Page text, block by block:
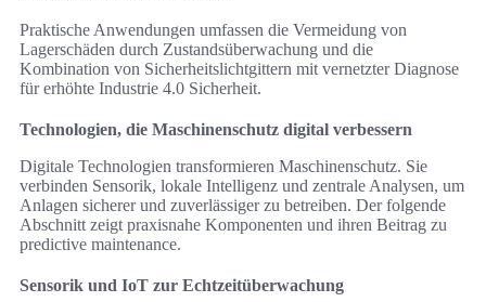
Praktische Anwendungen umfassen die Vermeidung von
Lagerschäden durch Zustandsüberwachung und die
Kombination von Sicherheitslichtgittern mit vernetzter Diagnose
für erhöhte Industrie 4.0 Sicherheit.
Technologien, die Maschinenschutz digital verbessern
Digitale Technologien transformieren Maschinenschutz. Sie
verbinden Sensorik, lokale Intelligenz und zentrale Analysen, um
Anlagen sicherer und zuverlässiger zu betreiben. Der folgende
Abschnitt zeigt praxisnahe Komponenten und ihren Beitrag zu
predictive maintenance.
Sensorik und IoT zur Echtzeitüberwachung